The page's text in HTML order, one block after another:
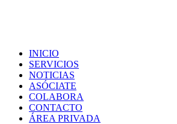
INICIO
SERVICIOS
NOTICIAS
ASÓCIATE
COLABORA
CONTACTO
ÁREA PRIVADA